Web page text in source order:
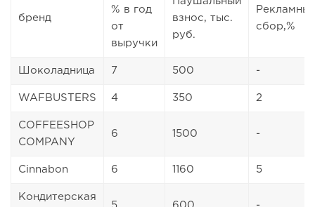
бренд
% в год
от
выручки
взнос, тыс.
руб.
сбор,%
Шоколадница 7 500 -
WAFBUSTERS 4 350 2
COFFEESHOP
COMPANY
6 1500 -
Cinnabon 6 1160 5
Кондитерская